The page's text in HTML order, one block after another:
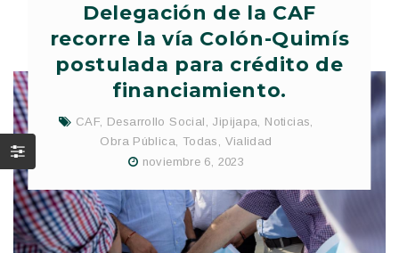
Delegación de la CAF
recorre la vía Colón-Quimís
postulada para crédito de
financiamiento.
CAF, Desarrollo Social , Jipijapa, Noticias,
Obra Pública, Todas , Vialidad
noviembre 6, 2023